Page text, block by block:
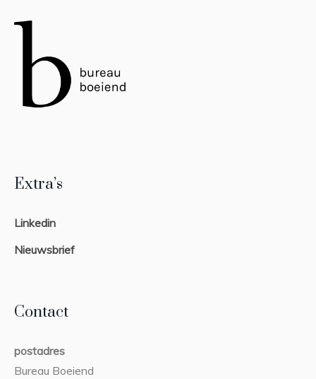
Extra’s
Linkedin
Nieuwsbrief
Contact
postadres
Bureau Boeiend